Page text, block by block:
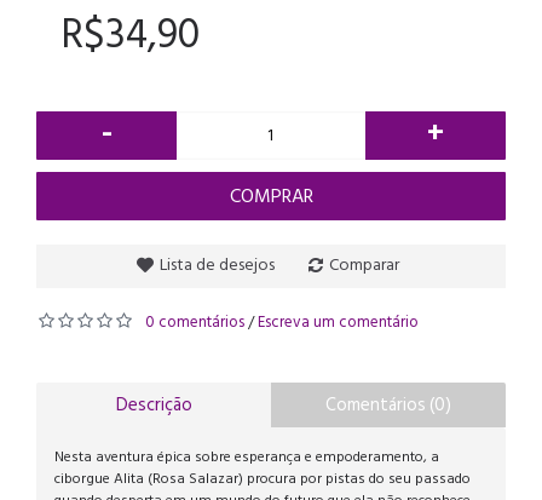
R$34,90
- +
COMPRAR
Lista de desejos Comparar
0 comentários/Escreva um comentário
Descrição Comentários (0)
Nesta aventura épica sobre esperança e empoderamento, a
ciborgue Alita (Rosa Salazar) procura por pistas do seu passado